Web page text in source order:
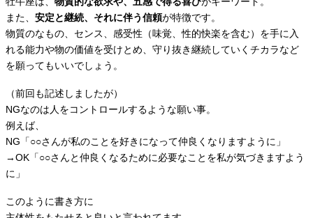
また、 安定と継続、それに伴う信頼が特徴です。
物質のなもの、センス、感受性（味覚、性的快楽を含む）を手に入
れる能力や物の価値を受けとめ、守り抜き継続していくチカラなど
を願ってもいいでしょう。
（前回も記述しましたが）
NGなのは人をコントロールするような願い事。
例えば、
NG「○○さんが私のことを好きになって仲良くなりますように」
→OK「○○さんと仲良くなるために必要なことを私が気づきますよう
に」
このように書き方に